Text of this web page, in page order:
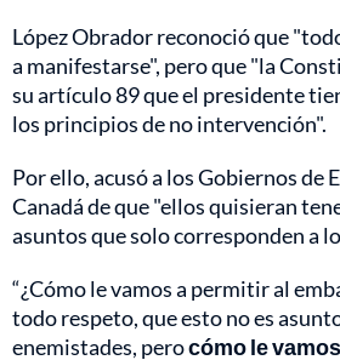
López Obrador reconoció que
a manifestarse", pero que "la
su artículo 89 que el presidente
los principios de no intervención".
Por ello, acusó a los Gobiernos de
Canadá de que "ellos quisieran
asuntos que solo corresponden a
“¿Cómo le vamos a permitir al
todo respeto, que esto no es
enemistades, perocómo le